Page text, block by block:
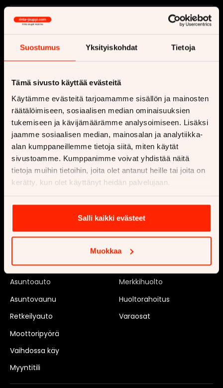
Suostumus Yksityiskohdat Tietoja
Tämä sivusto käyttää evästeitä
Käytämme evästeitä tarjoamamme sisällön ja mainosten
räätälöimiseen, sosiaalisen median ominaisuuksien
tukemiseen ja kävijämäärämme analysoimiseen. Lisäksi
jaamme sosiaalisen median, mainosalan ja analytiikka-
alan kumppaneillemme tietoja siitä, miten käytät
sivustoamme. Kumppanimme voivat yhdistää näitä
tietoja muihin tietoihin, joita olet antanut heille tai joita on
kerätty, kun olet käyttänyt heidän palvelujaan.
Salli kaikki evästeet
Muokkaa
Yritys
Ota yhteyttä
Ajankohtaista
Tilaa uutiskirje
Rekrytointi
Toimipisteet
Vastuullisuus
Sponsorointi
Hallinto
Verkkolaskutusosoitteet
Vaihtoautot
Matkailuauto
Matkailuvaunu
Moottoripyörä
Myynnin lisäpalvelut
Huutokauppa
Auto
Asuntoauto
Asuntovaunu
Retkeilyauto
Moottoripyörä
Vaihdossa käy
Myyntitili
Huollata
Autohuolto
Merkkihuolto
Huoltorahoitus
Varaosat